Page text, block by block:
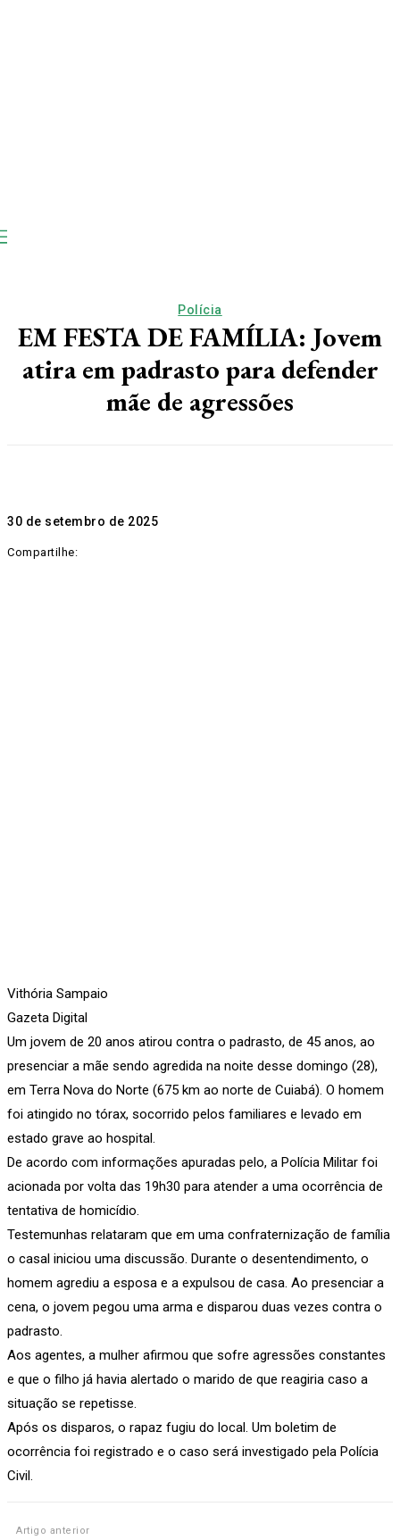
Polícia
EM FESTA DE FAMÍLIA: Jovem
atira em padrasto para defender
mãe de agressões
30 de setembro de 2025
Compartilhe:
Vithória Sampaio
Gazeta Digital
Um jovem de 20 anos atirou contra o padrasto, de 45 anos, ao
presenciar a mãe sendo agredida na noite desse domingo (28),
em Terra Nova do Norte (675 km ao norte de Cuiabá). O homem
foi atingido no tórax, socorrido pelos familiares e levado em
estado grave ao hospital.
De acordo com informações apuradas pelo, a Polícia Militar foi
acionada por volta das 19h30 para atender a uma ocorrência de
tentativa de homicídio.
Testemunhas relataram que em uma confraternização de família
o casal iniciou uma discussão. Durante o desentendimento, o
homem agrediu a esposa e a expulsou de casa. Ao presenciar a
cena, o jovem pegou uma arma e disparou duas vezes contra o
padrasto.
Aos agentes, a mulher afirmou que sofre agressões constantes
e que o filho já havia alertado o marido de que reagiria caso a
situação se repetisse.
Após os disparos, o rapaz fugiu do local. Um boletim de
ocorrência foi registrado e o caso será investigado pela Polícia
Civil.
Artigo anterior